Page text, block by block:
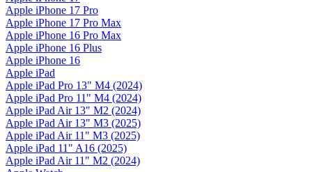
Apple iPhone 17 Pro
Apple iPhone 17 Pro Max
Apple iPhone 16 Pro Max
Apple iPhone 16 Plus
Apple iPhone 16
Apple iPad
Apple iPad Pro 13" M4 (2024)
Apple iPad Pro 11" M4 (2024)
Apple iPad Air 13" M2 (2024)
Apple iPad Air 13" M3 (2025)
Apple iPad Air 11" M3 (2025)
Apple iPad 11" A16 (2025)
Apple iPad Air 11" M2 (2024)